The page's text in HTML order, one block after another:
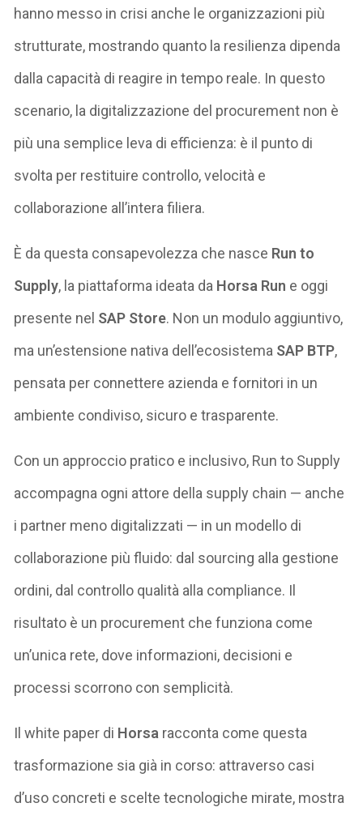
hanno messo in crisi anche le organizzazioni più
strutturate, mostrando quanto la resilienza dipenda
dalla capacità di reagire in tempo reale. In questo
scenario, la digitalizzazione del procurement non è
più una semplice leva di efficienza: è il punto di
svolta per restituire controllo, velocità e
collaborazione all’intera filiera.
È da questa consapevolezza che nasce Run to
Supply, la piattaforma ideata da Horsa Run e oggi
presente nel SAP Store. Non un modulo aggiuntivo,
ma un’estensione nativa dell’ecosistema SAP BTP,
pensata per connettere azienda e fornitori in un
ambiente condiviso, sicuro e trasparente.
Con un approccio pratico e inclusivo, Run to Supply
accompagna ogni attore della supply chain — anche
i partner meno digitalizzati — in un modello di
collaborazione più fluido: dal sourcing alla gestione
ordini, dal controllo qualità alla compliance. Il
risultato è un procurement che funziona come
un’unica rete, dove informazioni, decisioni e
processi scorrono con semplicità.
Il white paper di Horsa racconta come questa
trasformazione sia già in corso: attraverso casi
d’uso concreti e scelte tecnologiche mirate, mostra